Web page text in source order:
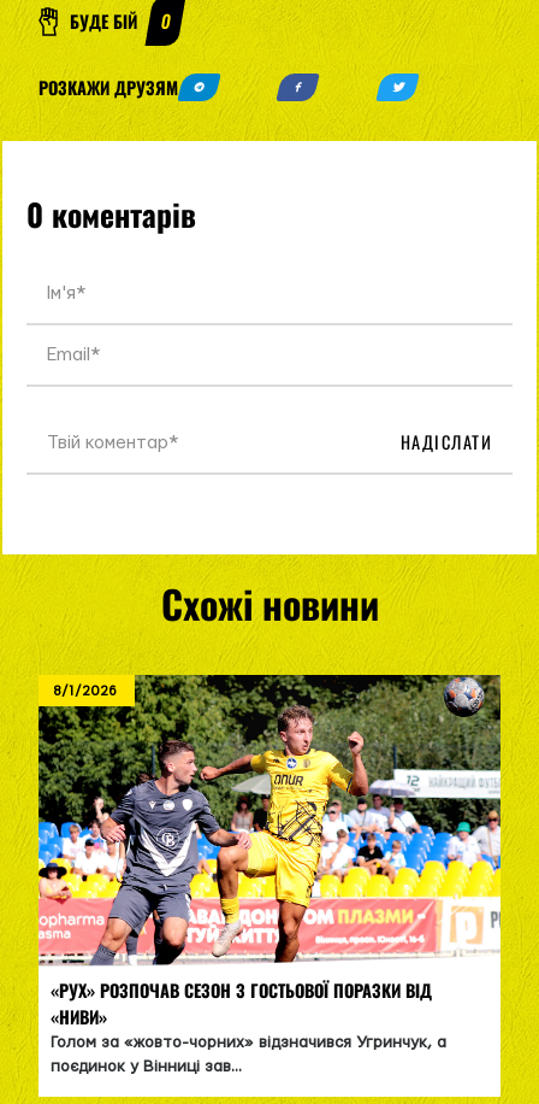
БУДЕ БІЙ 0
РОЗКАЖИ ДРУЗЯМ
0 коментарів
НАДІСЛАТИ
Схожі новини
8/1/2026
«РУХ» РОЗПОЧАВ СЕЗОН З ГОСТЬОВОЇ ПОРАЗКИ ВІД
«НИВИ»
Голом за «жовто-чорних» відзначився Угринчук, а
поєдинок у Вінниці зав...